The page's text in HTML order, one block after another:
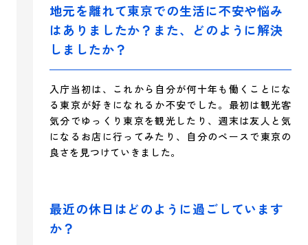
地元を離れて東京での生活に不安や悩み
はありましたか？また、どのように解決
しましたか？
入庁当初は、これから自分が何十年も働くことにな
る東京が好きになれるか不安でした。最初は観光客
気分でゆっくり東京を観光したり、週末は友人と気
になるお店に行ってみたり、自分のペースで東京の
良さを見つけていきました。
最近の休日はどのように過ごしています
か？